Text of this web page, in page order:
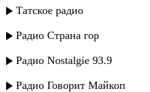
Татское радио
Радио Страна гор
Радио Nostalgie 93.9
Радио Говорит Майкоп